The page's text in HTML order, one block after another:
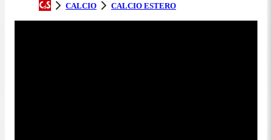
CALCIO CALCIO ESTERO